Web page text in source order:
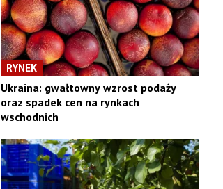
RYNEK
Ukraina: gwałtowny wzrost podaży
oraz spadek cen na rynkach
wschodnich